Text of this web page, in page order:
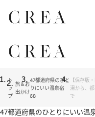
ト
ッ
プ
旅＆お
出かけ
47都道府県のひと
りにいい温泉宿
68
【保存版
湯から、
で
47都道府県のひとりにいい温